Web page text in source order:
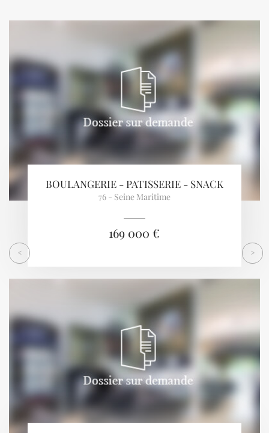
BOULANGERIE - PATISSERIE - SNACK
76 - Seine Maritime
169 000 €
< >